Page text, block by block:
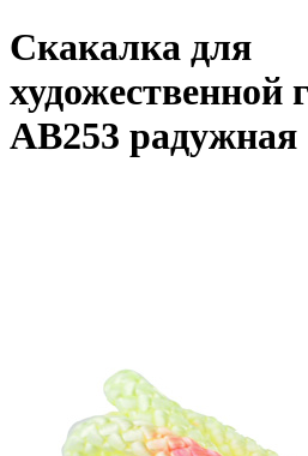
Скакалка для
художественной
АВ253 радужная